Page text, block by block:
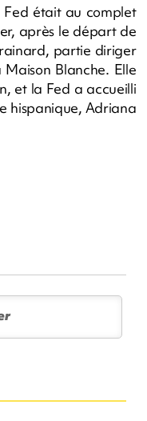
Fed était au complet
après le départ de
partie diriger
Maison Blanche. Elle
et la Fed a accueilli
hispanique, Adriana